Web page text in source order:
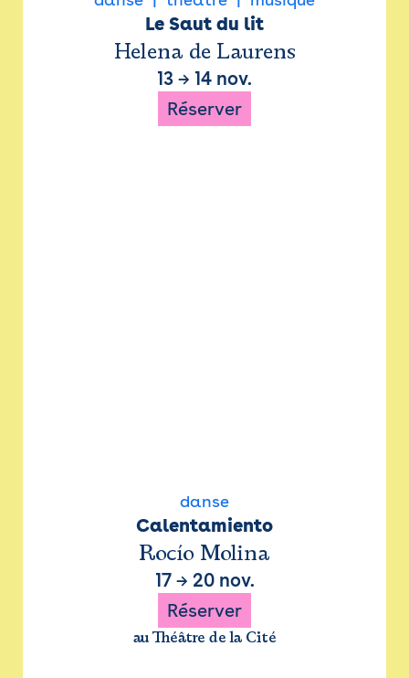
Le Saut du lit
Helena de Laurens
13 → 14 nov.
Réserver
danse
Calentamiento
Rocío Molina
17→ 20 nov.
Réserver
au Théâtre de la Cité